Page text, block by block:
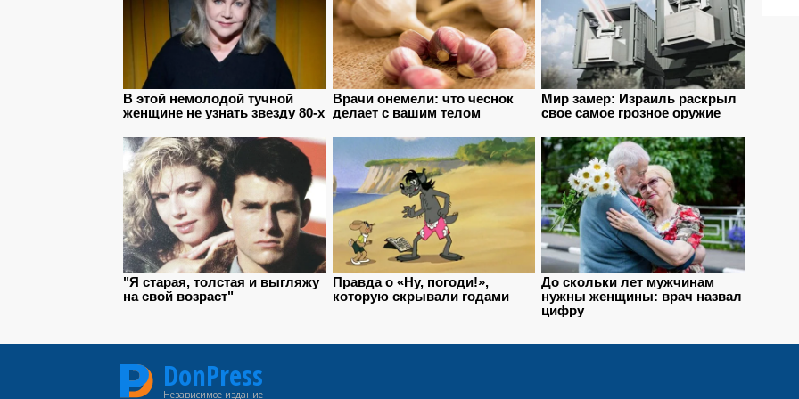
DonPress
Независимое издание